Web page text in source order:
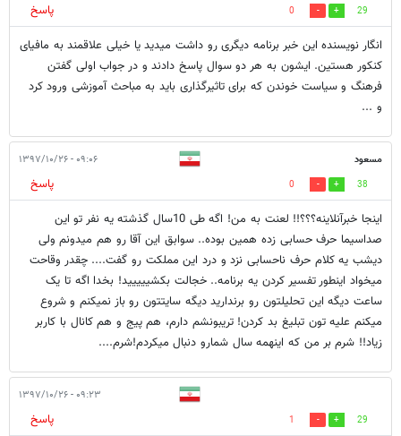
29
0
پاسخ
انگار نویسنده این خبر برنامه دیگری رو داشت میدید یا خیلی علاقمند به مافیای
کنکور هستین. ایشون به هر دو سوال پاسخ دادند و در جواب اولی گفتن
فرهنگ و سیاست خوندن که برای تاثیرگذاری باید به مباحث آموزشی ورود کرد
و ...
مسعود ۰۹:۰۶ - ۱۳۹۷/۱۰/۲۶
38
0
پاسخ
اینجا خبرآنلاینه؟؟؟!! لعنت به من! اگه طی 10سال گذشته یه نفر تو این
صداسیما حرف حسابی زده همین بوده.. سوابق این آقا رو هم میدونم ولی
دیشب یه کلام حرف ناحسابی نزد و درد این مملکت رو گفت.... چقدر وقاحت
میخواد اینطور تفسیر کردن یه برنامه.. خجالت بکشییییید! بخدا اگه تا یک
ساعت دیگه این تحلیلتون رو برندارید دیگه سایتتون رو باز نمیکنم و شروع
میکنم علیه تون تبلیغ بد کردن! تریبونشم دارم، هم پیج و هم کانال با کاربر
زیاد!! شرم بر من که اینهمه سال شمارو دنبال میکردم!شرم....
۰۹:۲۳ - ۱۳۹۷/۱۰/۲۶
29
1
پاسخ